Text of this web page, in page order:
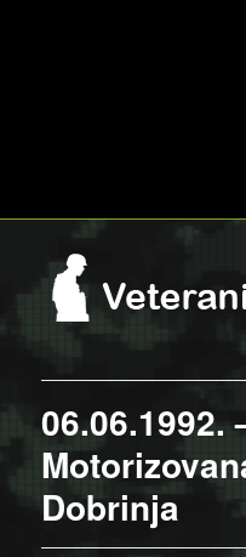
06.06.1992.
Dobrinja